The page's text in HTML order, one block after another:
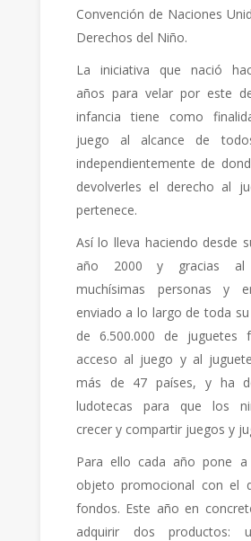
Convención de Naciones
Derechos del Niño.
La iniciativa que nació
años para velar por este
infancia tiene como
juego al alcance de
independientemente de
devolverles el derecho al
pertenece.
Así lo lleva haciendo desde
año 2000 y gracias al
muchísimas personas y
enviado a lo largo de toda
de 6.500.000 de juguetes
acceso al juego y al
más de 47 países, y ha
ludotecas para que los
crecer y compartir juegos y
Para ello cada año pone
objeto promocional con el
fondos. Este año en
adquirir dos productos: